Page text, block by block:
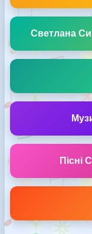
Светлана
Пісні